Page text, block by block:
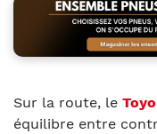
Sur la route, le Toyo
équilibre entre